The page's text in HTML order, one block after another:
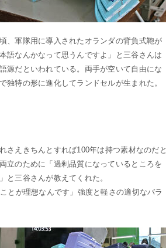
、軍隊用に導入されたオランダの背負式鞄が
語なんかなって思うんですよ」と三谷さんは
源だといわれている。両手が空いて自由にな
特の形に進化してランドセルが生まれた。
さえきちんとすれば100年は持つ素材なのだと
立のために「過剰品質になっているところを
と三谷さんが教えてくれた。
とが理想なんです」強度と軽さの適切なバラ